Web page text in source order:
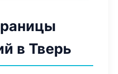
в Тверь